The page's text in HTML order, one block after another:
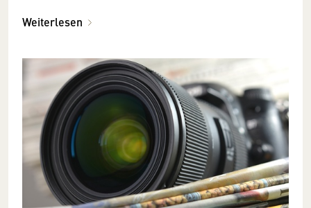
Weiterlesen